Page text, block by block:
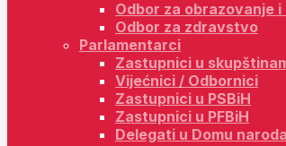
Odbor za obrazovanje i
Odbor za zdravstvo
Parlamentarci
Zastupnici u
Vijećnici / Odbornici
Zastupnici u PSBiH
Zastupnici u PFBiH
Delegati u Domu